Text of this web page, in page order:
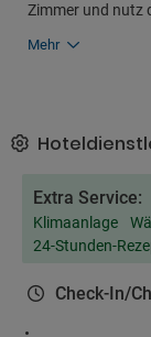
Zimmer und nutz
Mehr
Extra Service:
Klimaanlage
24-Stunden-
Check-In/